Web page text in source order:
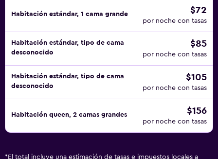
Habitación estándar, 1 cama grande $72
por noche con tasas
Habitación estándar, tipo de cama
desconocido
$85
por noche con tasas
Habitación estándar, tipo de cama
desconocido
$105
por noche con tasas
Habitación queen, 2 camas grandes $156
por noche con tasas
* El total incluye una estimación de tasas e impuestos locales a